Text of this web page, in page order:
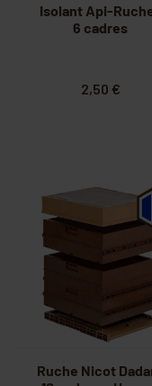
Isolant Api-
6 cadres
2,50 €
Ruche Nicot